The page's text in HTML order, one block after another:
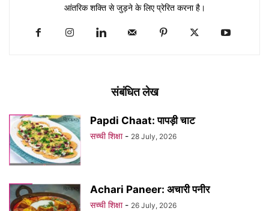
आंतरिक शक्ति से जुड़ने के लिए प्रेरित करना है।
संबंधित लेख
Papdi Chaat: पापड़ी चाट
सच्ची शिक्षा - 28 July, 2026
Achari Paneer: अचारी पनीर
सच्ची शिक्षा - 26 July, 2026